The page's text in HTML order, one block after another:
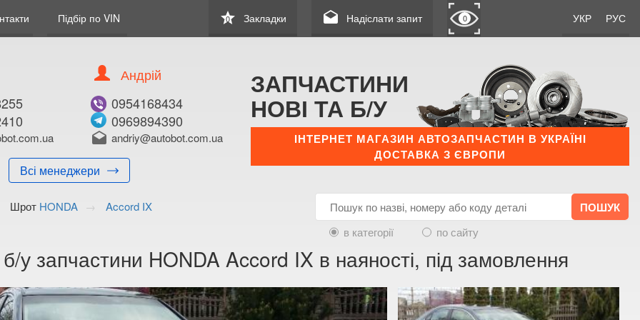
Підбір по VIN УКР РУС
star
0 Закладки drafts Надіслати запит 0
Всі менеджери
Андрій
0954168434
0969894390
drafts andriy@autobot.com.ua
ЗАПЧАСТИНИ
НОВІ ТА Б/У
ІНТЕРНЕТ МАГАЗИН АВТОЗАПЧАСТИН В УКРАЇНІ
ДОСТАВКА З ЄВРОПИ
Шрот HONDA
Accord IX
в категорії
по сайту
у запчастини HONDA Accord IX в наяності, під замовлення